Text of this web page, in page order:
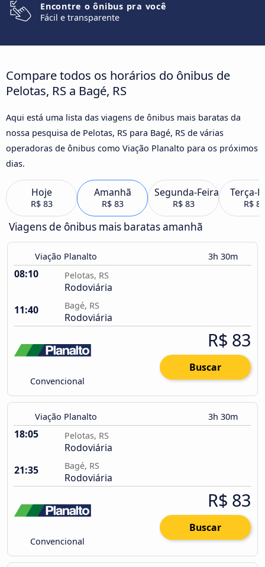
Encontre o ônibus pra você
Fácil e transparente
Compare todos os horários do ônibus de
Pelotas, RS a Bagé, RS
Aqui está uma lista das viagens de ônibus mais baratas da
nossa pesquisa de Pelotas, RS para Bagé, RS de várias
operadoras de ônibus como Viação Planalto para os próximos
dias.
Hoje
R$ 83
Amanhã
R$ 83
Segunda-Feira
R$ 83
Terça-
R$ 83
Viagens de ônibus mais baratas amanhã
Viação Planalto 3h 30m
08:10 Pelotas, RS
Rodoviária
11:40
Bagé, RS
Rodoviária
Convencional
R$ 83
Buscar
Viação Planalto 3h 30m
18:05 Pelotas, RS
Rodoviária
21:35
Bagé, RS
Rodoviária
Convencional
R$ 83
Buscar